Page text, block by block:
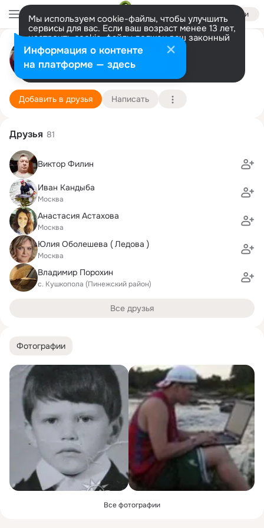
Войти
Мы используем cookie-файлы, чтобы улучшить
сервисы для вас. Если ваш возраст менее 13 лет,
настроить cookie-файлы должен ваш законный
представитель. Больше информации
Разрешить все Настроить
Денис Емельянов
Москва 18 июля Подробнее
Добавить в друзья Написать
Фотографии
Все фотографии
Друзья 81
Виктор Филин
Иван Кандыба
Москва
Анастасия Астахова
Москва
Юлия Оболешева ( Ледова )
Москва
Владимир Порохин
с. Кушкопола (Пинежский район)
Все друзья
Информация о контенте
на платформе — здесь